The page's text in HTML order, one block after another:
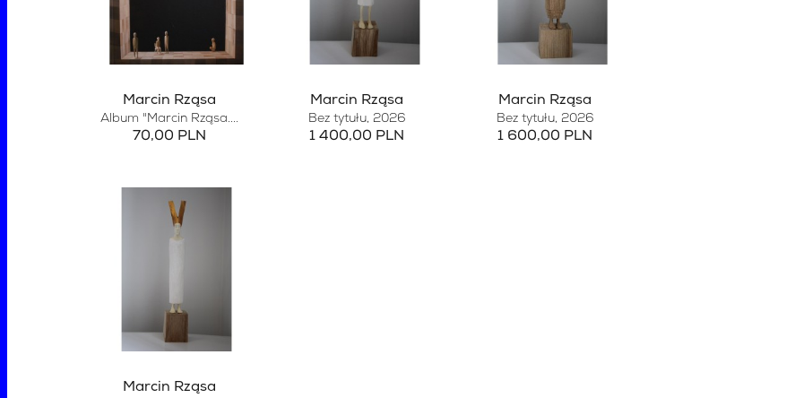
Marcin Rząsa
Album "Marcin Rząsa....
70,00 PLN
Marcin Rząsa
Bez tytułu, 2026
1 400,00 PLN
Marcin Rząsa
Bez tytułu, 2026
1 600,00 PLN
Marcin Rząsa